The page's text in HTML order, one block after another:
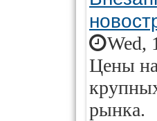
Wed,
Цены
рынка.